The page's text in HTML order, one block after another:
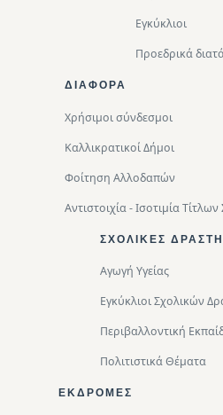
Εγκύκλιοι
Προεδρικά
ΔΙΑΦΟΡΑ
Χρήσιμοι σύνδεσμοι
Καλλικρατικοί Δήμοι
Φοίτηση Αλλοδαπών
Αντιστοιχία - Ισοτιμία
ΣΧΟΛΙΚΈΣ
Αγωγή Υγείας
Εγκύκλιοι Σχολικών
Περιβαλλοντική
Πολιτιστικά Θέματα
ΕΚΔΡΟΜΈΣ